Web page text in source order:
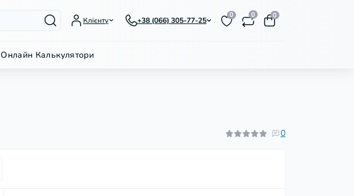
Клієнту +38 (066) 305-77-25
0 0 0
Онлайн Калькулятори
0